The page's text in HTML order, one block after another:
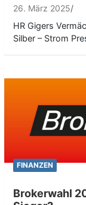
26. März 2025
HR Gigers
Silber – Strom
FINANZEN
Brokerwahl